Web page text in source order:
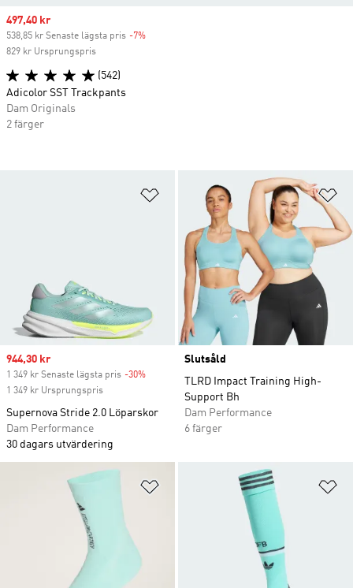
Lägg till på önskelistan
Sale price
944,30 kr
1 349 kr Senaste lägsta pris -30%
1 349 kr Ursprungspris
Supernova Stride 2.0 Löparskor
Dam Performance
30 dagars utvärdering
Slutsåld
TLRD Impact Training High-
Support Bh
Dam Performance
6 färger
Lägg till på önskelistan
Sale price
497,40 kr
538,85 kr Senaste lägsta pris -7%
829 kr Ursprungspris
(542)
Adicolor SST Trackpants
Dam Originals
2 färger